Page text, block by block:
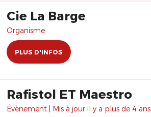
Cie La Barge
Organisme
PLUS D'INFOS
Rafistol ET Maestro
Évènement | Mis à jour il y a plus de 4 ans.